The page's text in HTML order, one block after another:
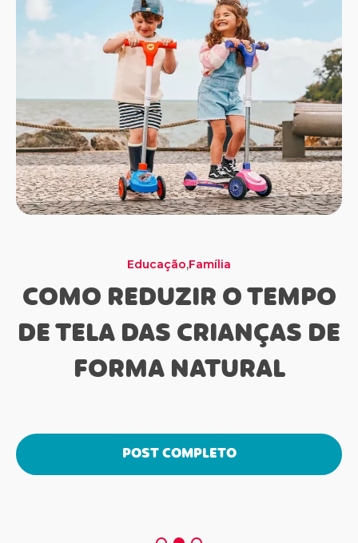
Momento DouradoSaúde e Bem Estar
POST COMPLETO
Educação,Família
COMO REDUZIR O TEMPO
DE TELA DAS CRIANÇAS DE
FORMA NATURAL
POST COMPLETO
FamíliaSaúde e Bem Estar